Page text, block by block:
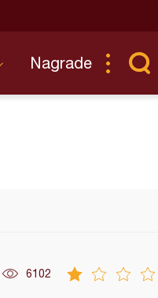
Nagrade
6102